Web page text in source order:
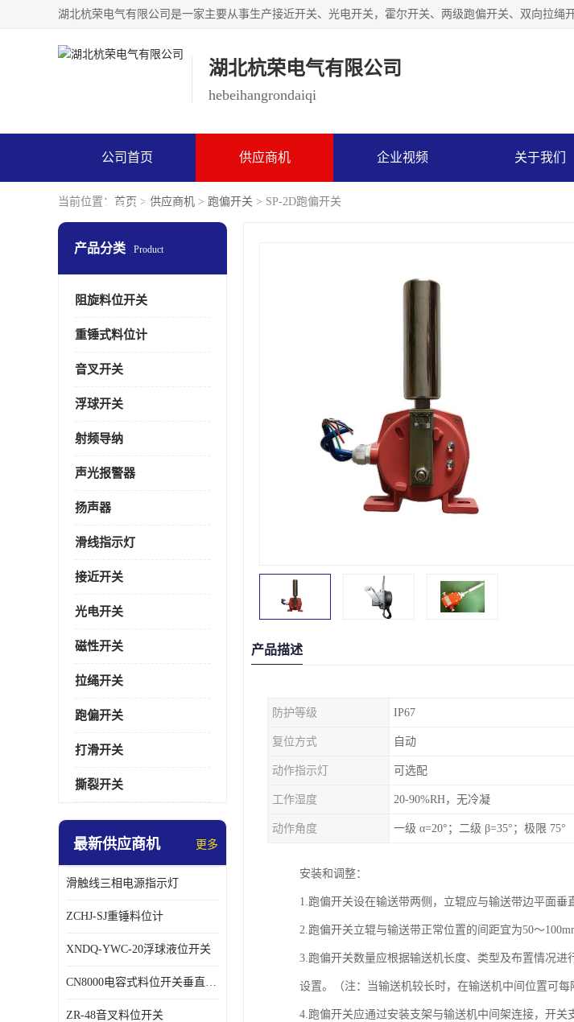
湖北杭荣电气有限公司
hebeihangrondaiqi
公司首页 供应商机 企业视频 关于我们
联系方式
当前位置： 首页 > 供应商机 > 跑偏开关 > SP-2D跑偏开关
产品分类 Product
阻旋料位开关
重锤式料位计
音叉开关
浮球开关
射频导纳
声光报警器
扬声器
滑线指示灯
接近开关
光电开关
磁性开关
拉绳开关
跑偏开关
打滑开关
撕裂开关
最新供应商机 更多
滑触线三相电源指示灯
ZCHJ-SJ重锤料位计
XNDQ-YWC-20浮球液位开关
CN8000电容式料位开关垂直安装时
ZR-48音叉料位开关
产品描述
防护等级 IP67
复位方式 自动
动作指示灯 可选配
工作湿度 20-90%RH，无冷凝
动作角度 一级 α=20°；二级 β=35°；极限 75°
安装和调整：
1.跑偏开关设在输送带两侧，立辊应与输送带边平面垂
2.跑偏开关立辊与输送带正常位置的间距宜为50～
3.跑偏开关数量应根据输送机长度、类型及布置情况
设置。（注：当输送机较长时，在输送机中间位置可每
4.跑偏开关应通过安装支架与输送机中间架连接，开